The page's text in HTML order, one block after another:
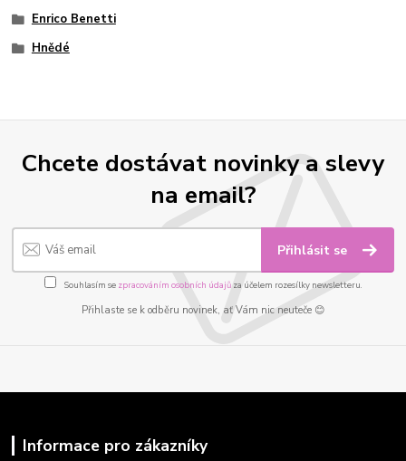
Enrico Benetti
Hnědé
Chcete dostávat novinky a slevy
na email?
Přihlásit se
Souhlasím se zpracováním osobních údajůza účelem rozesílky newsletteru.
Přihlaste se k odběru novinek, ať Vám nic neuteče 😊
Informace pro zákazníky